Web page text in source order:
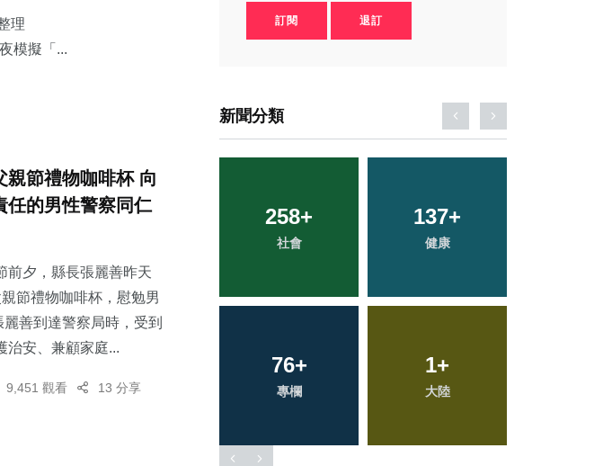
理
擬「...
親節禮物咖啡杯 向
任的男性警察同仁
前夕，縣長張麗善昨天
節禮物咖啡杯，慰勉男
善到達警察局時，受到
治安、兼顧家庭...
9,451 觀看 13 分享
訂閱 退訂
新聞分類
+ 137
大陸
463+
綜合新聞
152+
文教
22+
科技新知
33+
頭條